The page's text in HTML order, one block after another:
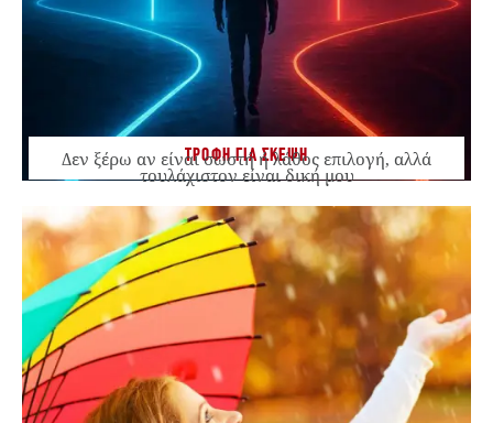
ΤΡΟΦΗ ΓΙΑ ΣΚΕΨΗ
Δεν ξέρω αν είναι σωστή ή λάθος επιλογή, αλλά
τουλάχιστον είναι δική μου